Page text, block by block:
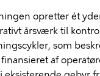
opretter ét
årsværk til
som
af